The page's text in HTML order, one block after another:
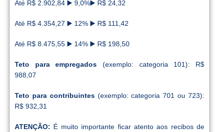
Até R$ 2.902,84 ▶️ 9,0%▶️ R$ 24,32
Até R$ 4.354,27 ▶️ 12% ▶️ R$ 111,42
Até R$ 8.475,55 ▶️ 14% ▶️ R$ 198,50
Teto para empregados (exemplo: categoria 101): R$
988,07
Teto para contribuintes(exemplo: categoria 701 ou 723):
R$ 932,31
ATENÇÃO: É muito importante ficar atento aos recibos de